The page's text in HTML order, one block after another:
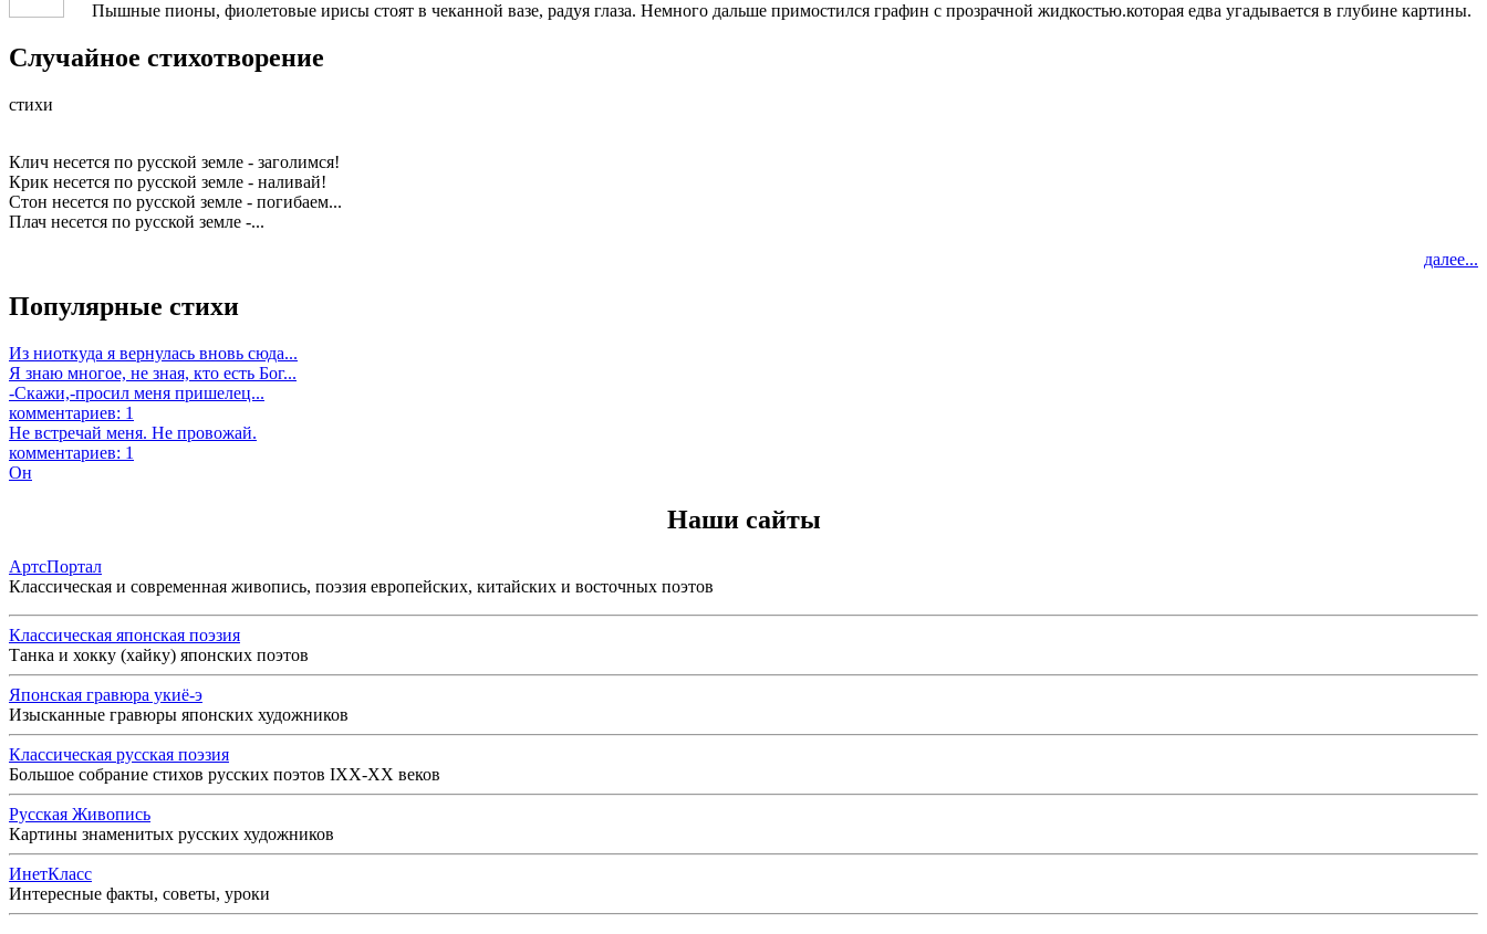
Пышные пионы, фиолетовые ирисы стоят в чеканной вазе, радуя глаза. Немного дальше примостился графин с прозрачной жидкостью.которая едва угадывается в глубине картины.
Случайное стихотворение
стихи
Клич несется по русской земле - заголимся!
Крик несется по русской земле - наливай!
Стон несется по русской земле - погибаем...
Плач несется по русской земле -...
далее...
Популярные стихи
Из ниоткуда я вернулась вновь сюда...
Я знаю многое, не зная, кто есть Бог...
-Скажи,-просил меня пришелец...
комментариев: 1
Не встречай меня. Не провожай.
комментариев: 1
Он
Наши сайты
АртсПортал
Классическая и современная живопись, поэзия европейских, китайских и восточных поэтов
Классическая японская поэзия
Танка и хокку (хайку) японских поэтов
Японская гравюра укиё-э
Изысканные гравюры японских художников
Классическая русская поэзия
Большое собрание стихов русских поэтов IXX-XX веков
Русская Живопись
Картины знаменитых русских художников
ИнетКласс
Интересные факты, советы, уроки